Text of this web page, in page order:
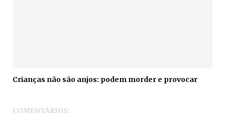
Crianças não são anjos: podem morder e provocar
COMENTÁRIOS: